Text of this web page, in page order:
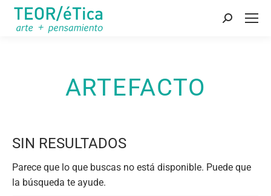
Buscar:
ARTEFACTO
SIN RESULTADOS
Parece que lo que buscas no está disponible. Puede que
la búsqueda te ayude.